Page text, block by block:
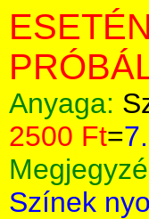
Anyaga:
2500 Ft=
Színek